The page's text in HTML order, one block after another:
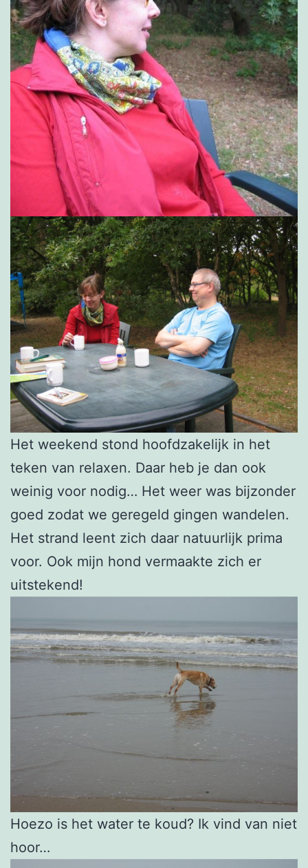
Het weekend stond hoofdzakelijk in het
teken van relaxen. Daar heb je dan ook
weinig voor nodig… Het weer was bijzonder
goed zodat we geregeld gingen wandelen.
Het strand leent zich daar natuurlijk prima
voor. Ook mijn hond vermaakte zich er
uitstekend!
Hoezo is het water te koud? Ik vind van niet
hoor…